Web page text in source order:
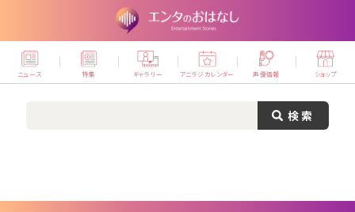
ニュース 特集 ギャラリー アニラジカレンダー 声優情報 ショップ